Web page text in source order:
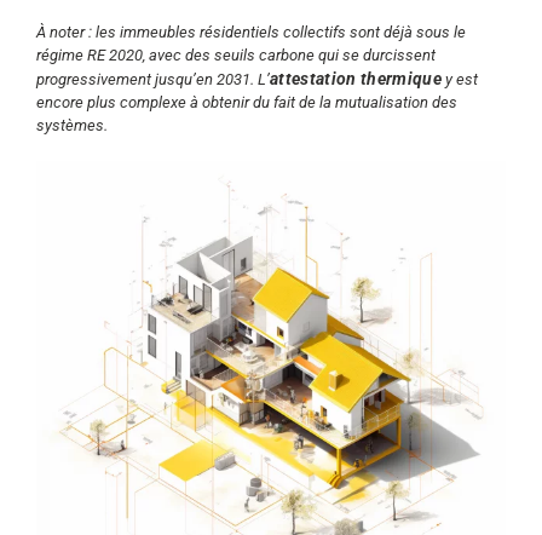
À noter : les immeubles résidentiels collectifs sont déjà sous le
régime RE 2020, avec des seuils carbone qui se durcissent
progressivement jusqu’en 2031. L’attestation thermique y est
encore plus complexe à obtenir du fait de la mutualisation des
systèmes.